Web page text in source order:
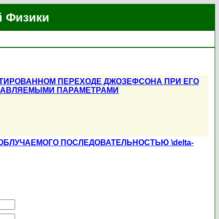
Физики
ПЕРЕХОДЕ ДЖОЗЕФСОНА ПРИ ЕГО
ПАРАМЕТРАМИ
ПОСЛЕДОВАТЕЛЬНОСТЬЮ \delta-